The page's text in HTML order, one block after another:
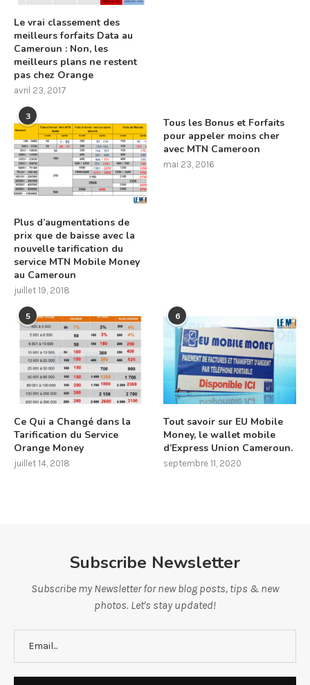
Le vrai classement des
meilleurs forfaits Data au
Cameroun : Non, les
meilleurs plans ne restent
pas chez Orange
avril 23, 2017
3
Plus d’augmentations de
prix que de baisse avec la
nouvelle tarification du
service MTN Mobile Money
au Cameroun
juillet 19, 2018
Tous les Bonus et Forfaits
pour appeler moins cher
avec MTN Cameroon
mai 23, 2016
5
Ce Qui a Changé dans la
Tarification du Service
Orange Money
juillet 14, 2018
6
Tout savoir sur EU Mobile
Money, le wallet mobile
d’Express Union Cameroun.
septembre 11, 2020
Subscribe Newsletter
Subscribe my Newsletter for new blog posts, tips & new
photos. Let's stay updated!